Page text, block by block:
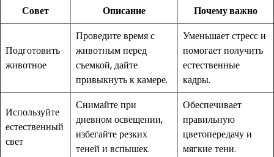
Совет Описание Почему важно
Подготовить
животное
Проведите время с
животным перед
съемкой, дайте
привыкнуть к камере.
Уменьшает стресс и
помогает получить
естественные
кадры.
Используйте
естественный
свет
Снимайте при
дневном освещении,
избегайте резких
теней и вспышек.
Обеспечивает
правильную
цветопередачу и
мягкие тени.